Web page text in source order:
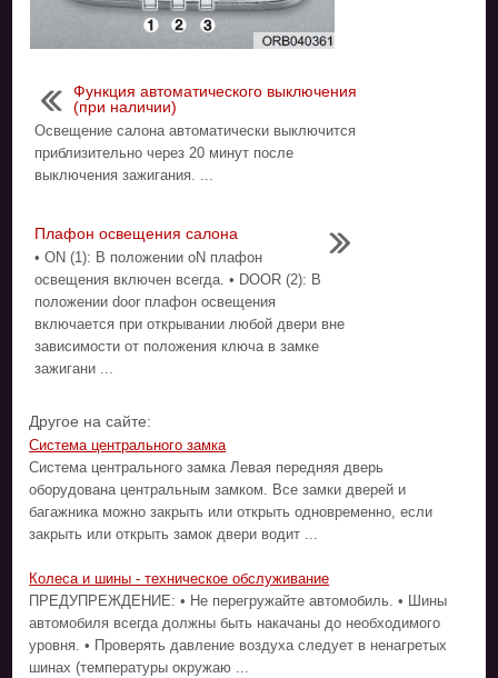
Функция автоматического выключения
(при наличии)
Освещение салона автоматически выключится
приблизительно через 20 минут после
выключения зажигания. ...
Плафон освещения салона
• ON (1): В положении oN плафон
освещения включен всегда. • DOOR (2): В
положении door плафон освещения
включается при открывании любой двери вне
зависимости от положения ключа в замке
зажигани ...
Другое на сайте:
Система центрального замка
Система центрального замка Левая передняя дверь
оборудована центральным замком. Все замки дверей и
багажника можно закрыть или открыть одновременно, если
закрыть или открыть замок двери водит ...
Колеса и шины - техническое обслуживание
ПРЕДУПРЕЖДЕНИЕ: • Не перегружайте автомобиль. • Шины
автомобиля всегда должны быть накачаны до необходимого
уровня. • Проверять давление воздуха следует в ненагретых
шинах (температуры окружаю ...